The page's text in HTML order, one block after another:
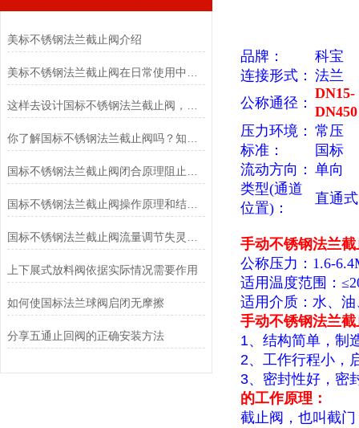
美标不锈钢法兰截止阀介绍
国标不锈钢法兰截止阀操作原理和结构说明
上下展式放料阀依据实际情况需要作用
如何使国标法兰球阀启闭无摩擦
分享五通止回阀的正确安装方法
品牌：
科宝
连接形式： 法兰
公称通径：
DN15-
DN450
压力环境： 常压
标准：
国标
流动方向： 单向
类型(通道
位置)：
直通式
手动不锈钢法兰
公称压力：1.6-
适用温度范围：
适用介质：水、
手动不锈钢法兰
1、结构简单，制
2、工作行程小，
3、密封性好，密
的工作原理：
截止阀，也叫截